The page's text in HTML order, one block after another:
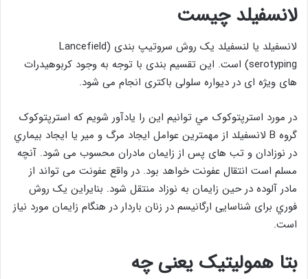
لانسفیلد چیست
لانسفیلد یا لنسفیلد یک روش سروتیپ بندی (Lancefield
serotyping) است. این تقسیم بندی با توجه به وجود کربوهیدرات
های ویژه ای در دیواره سلولی باکتری انجام می شود.
در مورد استرپتوکوک مي توانيم اين را يادآور شويم که استرپتوکوک
گروه B لانسفیلد از مهمترین عوامل ایجاد مرگ و میر يا ايجاد بيماري
در نوزادان و تب‌ های پس از زایمان مادران محسوب می‌ شود. آنچه
مسلم است انتقال عفونت خواهد بود. در واقع عفونت می‌ تواند از
مادر آلوده در حین زایمان به نوزاد منتقل شود. بنایراین یک روش
فوري برای شناسایی ارگانیسم در زنان باردار در هنگام زایمان مورد نیاز
است.
بتا همولیتیک یعنی چه